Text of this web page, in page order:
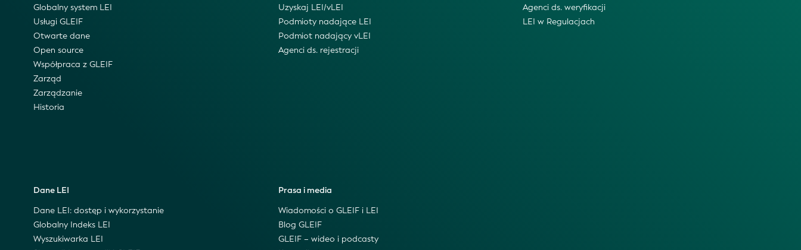
Globalny system LEI
Usługi GLEIF
Otwarte dane
Open source
Współpraca z GLEIF
Zarząd
Zarządzanie
Historia
Uzyskaj LEI/vLEI
Podmioty nadające LEI
Podmiot nadający vLEI
Agenci ds. rejestracji
Agenci ds. weryfikacji
LEI w Regulacjach
Dane LEI
Dane LEI: dostęp i wykorzystanie
Globalny Indeks LEI
Wyszukiwarka LEI
Prasa i media
Wiadomości o GLEIF i LEI
Blog GLEIF
GLEIF – wideo i podcasty